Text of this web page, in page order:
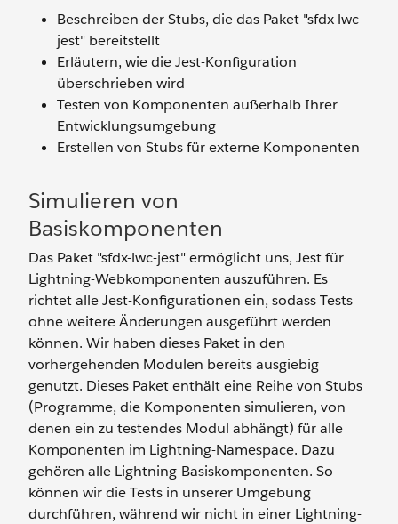
Beschreiben der Stubs, die das Paket "sfdx-lwc-
jest" bereitstellt
Erläutern, wie die Jest-Konfiguration
überschrieben wird
Testen von Komponenten außerhalb Ihrer
Entwicklungsumgebung
Erstellen von Stubs für externe Komponenten
Simulieren von
Basiskomponenten
Das Paket "sfdx-lwc-jest" ermöglicht uns, Jest für
Lightning-Webkomponenten auszuführen. Es
richtet alle Jest-Konfigurationen ein, sodass Tests
ohne weitere Änderungen ausgeführt werden
können. Wir haben dieses Paket in den
vorhergehenden Modulen bereits ausgiebig
genutzt. Dieses Paket enthält eine Reihe von Stubs
(Programme, die Komponenten simulieren, von
denen ein zu testendes Modul abhängt) für alle
Komponenten im Lightning-Namespace. Dazu
gehören alle Lightning-Basiskomponenten. So
können wir die Tests in unserer Umgebung
durchführen, während wir nicht in einer Lightning-